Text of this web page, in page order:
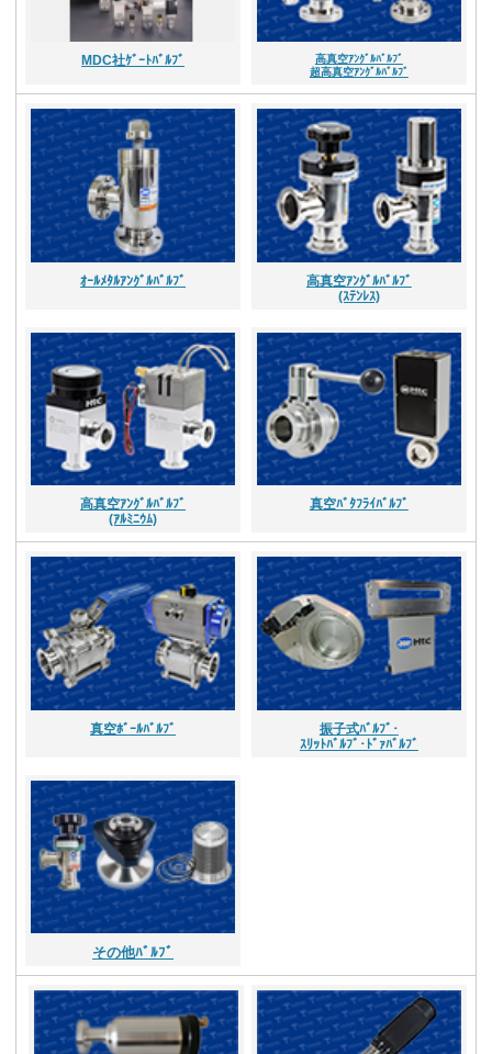
MDC社ｹﾞｰﾄﾊﾞﾙﾌﾞ
高真空ｱﾝｸﾞﾙﾊﾞﾙﾌﾞ
超高真空ｱﾝｸﾞﾙﾊﾞﾙﾌﾞ
ｵｰﾙﾒﾀﾙｱﾝｸﾞﾙﾊﾞﾙﾌﾞ
高真空ｱﾝｸﾞﾙﾊﾞﾙﾌﾞ
(ｽﾃﾝﾚｽ)
高真空ｱﾝｸﾞﾙﾊﾞﾙﾌﾞ
(ｱﾙﾐﾆｳﾑ)
真空ﾊﾞﾀﾌﾗｲﾊﾞﾙﾌﾞ
真空ﾎﾞｰﾙﾊﾞﾙﾌﾞ
振子式ﾊﾞﾙﾌﾞ･
ｽﾘｯﾄﾊﾞﾙﾌﾞ･ﾄﾞｧﾊﾞﾙﾌﾞ
その他ﾊﾞﾙﾌﾞ